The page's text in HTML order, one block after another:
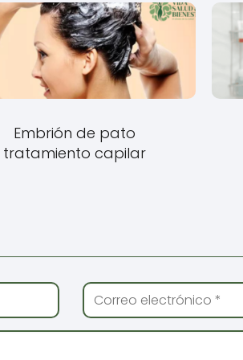
Embrión de pato
tratamiento capilar